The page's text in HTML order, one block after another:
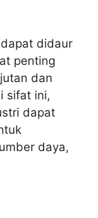
didaur
penting
dan
sifat ini,
dapat
daya,